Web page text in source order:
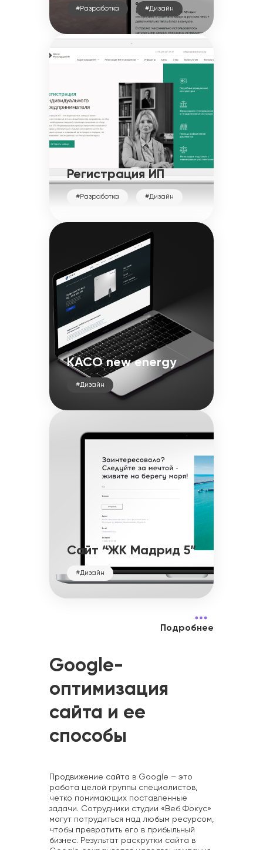
#Разработка #Дизайн
Регистрация ИП
#Разработка #Дизайн
KACO new energy
#Дизайн
Сайт “ЖК Мадрид 5”
#Дизайн
Подробнее
Google-
оптимизация
сайта и ее
способы
Продвижение сайта в Google – это
работа целой группы специалистов,
четко понимающих поставленные
задачи. Сотрудники студии «Веб Фокус»
могут потрудиться над любым ресурсом,
чтобы превратить его в прибыльный
бизнес. Результат раскрутки сайта в